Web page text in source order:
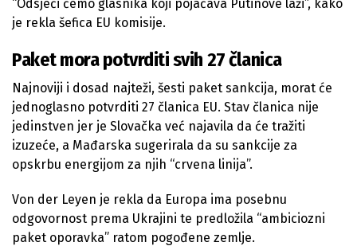
“Odsjeći ćemo glasnika koji pojačava Putinove laži”, kako
je rekla šefica EU komisije.
Paket mora potvrditi svih 27 članica
Najnoviji i dosad najteži, šesti paket sankcija, morat će
jednoglasno potvrditi 27 članica EU. Stav članica nije
jedinstven jer je Slovačka već najavila da će tražiti
izuzeće, a Mađarska sugerirala da su sankcije za
opskrbu energijom za njih “crvena linija”.
Von der Leyen je rekla da Europa ima posebnu
odgovornost prema Ukrajini te predložila “ambiciozni
paket oporavka” ratom pogođene zemlje.